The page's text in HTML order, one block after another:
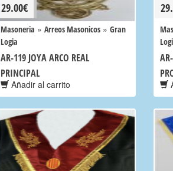
29.00€
Masoneria » Arreos Masonicos » Gran
Logia
AR-119 JOYA ARCO REAL
PRINCIPAL
Añadir al carrito